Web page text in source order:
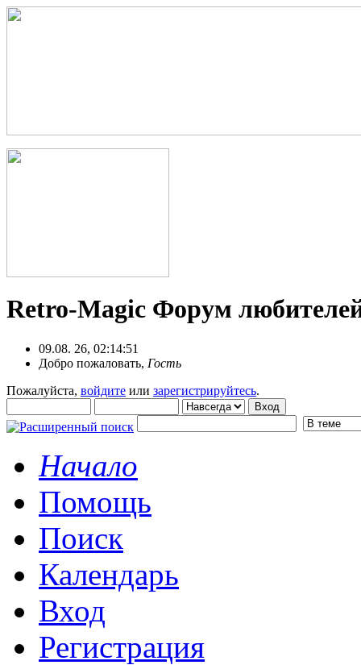
Retro-Magic Форум
09.08. 26, 02:14:51
Добро пожаловать, Гость
Пожалуйста, войдите или зарегистрируйтесь.
Начало
Помощь
Поиск
Календарь
Вход
Регистрация